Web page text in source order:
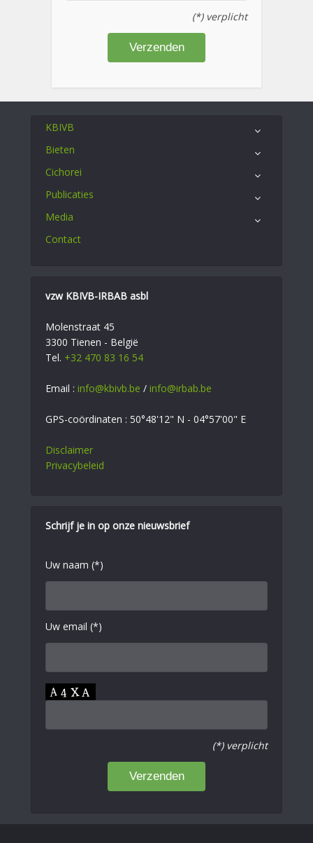
(*) verplicht
KBIVB
Bieten
Cichorei
Publicaties
Media
Contact
vzw KBIVB-IRBAB asbl
Molenstraat 45
3300 Tienen - België
Tel. +32 470 83 16 54
Email : info@kbivb.be / info@irbab.be
GPS-coördinaten : 50°48'12" N - 04°57'00" E
Disclaimer
Privacybeleid
Schrijf je in op onze nieuwsbrief
Uw naam (*)
Uw email (*)
(*) verplicht